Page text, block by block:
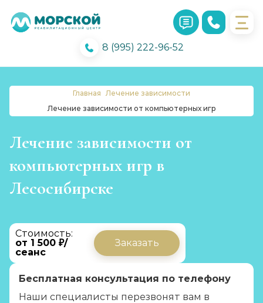
8 (995) 222-96-52
Главная Лечение зависимости
Лечение зависимости от компьютерных игр
Лечение зависимости от
компьютерных игр в
Лесосибирске
Стоимость:
от 1 500 ₽/
сеанс
Заказать
Бесплатная консультация по телефону
Наши специалисты перезвонят вам в